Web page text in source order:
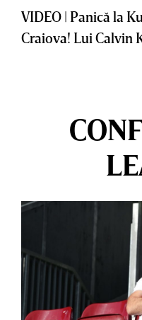
VIDEO | Panică la
Craiova! Lui Calvin